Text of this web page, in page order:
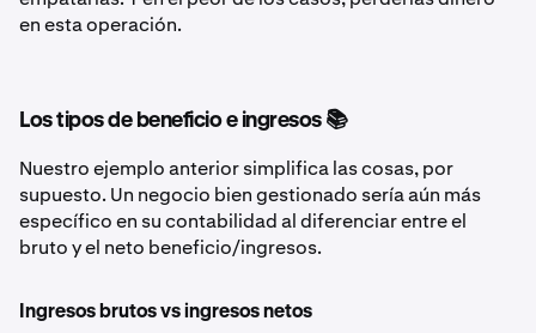
en esta operación.
Los tipos de beneficio e ingresos 📚
Nuestro ejemplo anterior simplifica las cosas, por
supuesto. Un negocio bien gestionado sería aún más
específico en su contabilidad al diferenciar entre el
brutoy el neto beneficio/ingresos.
Ingresos brutos vs ingresos netos